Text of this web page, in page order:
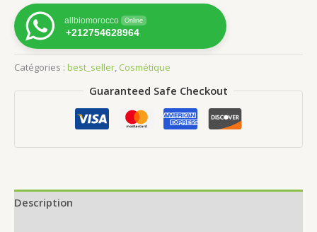
Huile
Argan
Hibiscus
allbiomorocco Online
+212754628964
Catégories : best_seller Cosmétique
Guaranteed Safe Checkout
Description